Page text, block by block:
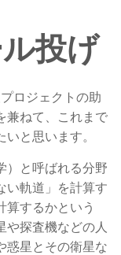
投げ
ロジェクトの助
兼ねて、これまで
と思います。
）と呼ばれる分野
い軌道」を計算す
算するかという
や探査機などの人
惑星とその衛星な